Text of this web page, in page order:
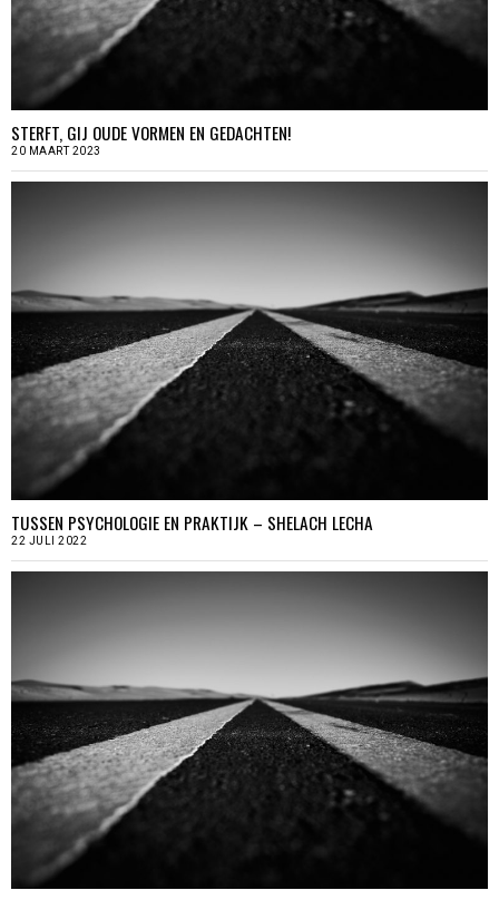
STERFT, GIJ OUDE VORMEN EN GEDACHTEN!
20 MAART 2023
TUSSEN PSYCHOLOGIE EN PRAKTIJK – SHELACH LECHA
22 JULI 2022